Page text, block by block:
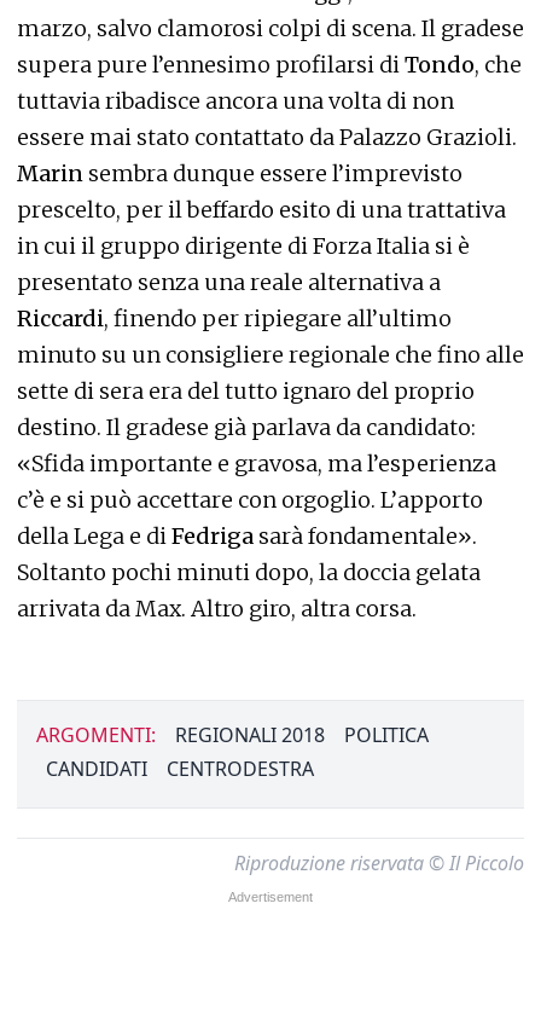
marzo, salvo clamorosi colpi di scena. Il gradese
supera pure l’ennesimo profilarsi diTondo, che
tuttavia ribadisce ancora una volta di non
essere mai stato contattato da Palazzo Grazioli.
Marin sembra dunque essere l’imprevisto
prescelto, per il beffardo esito di una trattativa
in cui il gruppo dirigente di Forza Italia si è
presentato senza una reale alternativa a
Riccardi, finendo per ripiegare all’ultimo
minuto su un consigliere regionale che fino alle
sette di sera era del tutto ignaro del proprio
destino. Il gradese già parlava da candidato:
«Sfida importante e gravosa, ma l’esperienza
c’è e si può accettare con orgoglio. L’apporto
della Lega e diFedriga sarà fondamentale».
Soltanto pochi minuti dopo, la doccia gelata
arrivata da Max. Altro giro, altra corsa.
ARGOMENTI: REGIONALI 2018
POLITICA
CANDIDATI
CENTRODESTRA
Riproduzione riservata © Il Piccolo